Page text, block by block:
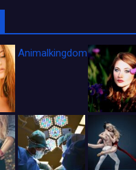
Animalkingdom_FichaCine